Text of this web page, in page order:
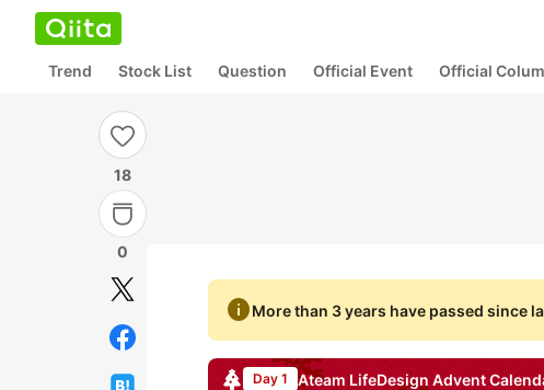
Trend Stock List Question Official Event Official
18
0
infoMore than 3 years have passed since
Day 1 Ateam LifeDesign Advent